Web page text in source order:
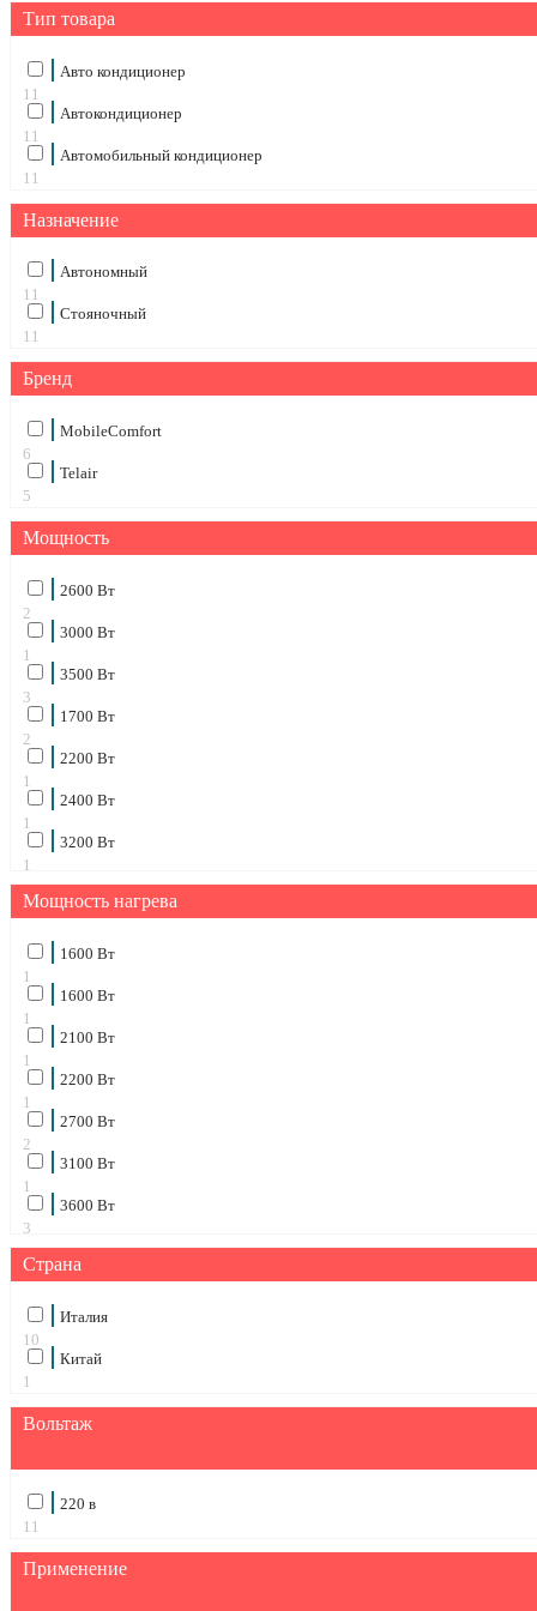
Тип товара
Авто кондиционер
11
Автокондиционер
11
Автомобильный кондиционер
11
Назначение
Автономный
11
Стояночный
11
Бренд
MobileComfort
6
Telair
5
Мощность
2600 Вт
2
3000 Вт
1
3500 Вт
3
1700 Вт
2
2200 Вт
1
2400 Вт
1
3200 Вт
1
Мощность нагрева
1600 Bт
1
1600 Вт
1
2100 Вт
1
2200 Вт
1
2700 Вт
2
3100 Вт
1
3600 Вт
3
Страна
Италия
10
Китай
1
Вольтаж
220 в
11
Применение